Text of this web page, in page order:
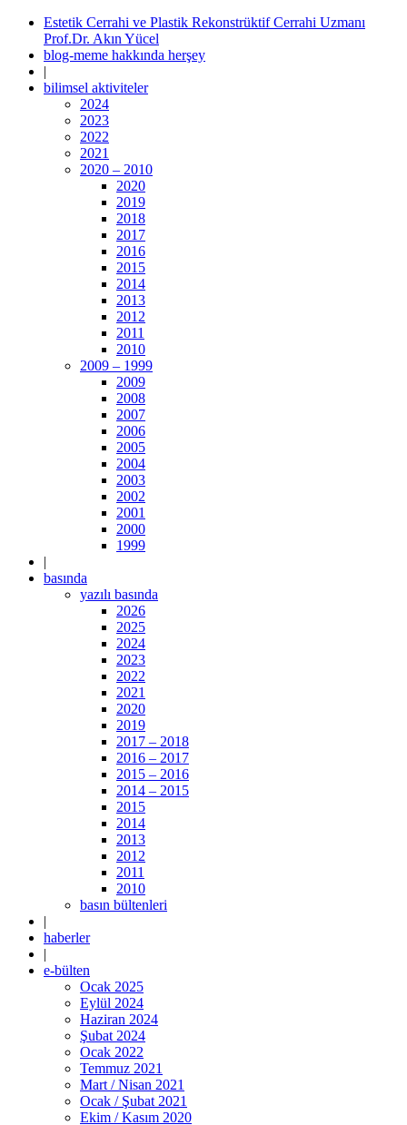
Estetik Cerrahi ve Plastik Rekonstrüktif Cerrahi Uzmanı
Prof.Dr. Akın Yücel
blog-meme hakkında herşey
|
bilimsel aktiviteler
2024
2023
2022
2021
2020 – 2010
2020
2019
2018
2017
2016
2015
2014
2013
2012
2011
2010
2009 – 1999
2009
2008
2007
2006
2005
2004
2003
2002
2001
2000
1999
|
basında
yazılı basında
2026
2025
2024
2023
2022
2021
2020
2019
2017 – 2018
2016 – 2017
2015 – 2016
2014 – 2015
2015
2014
2013
2012
2011
2010
basın bültenleri
|
haberler
|
e-bülten
Ocak 2025
Eylül 2024
Haziran 2024
Şubat 2024
Ocak 2022
Temmuz 2021
Mart / Nisan 2021
Ocak / Şubat 2021
Ekim / Kasım 2020